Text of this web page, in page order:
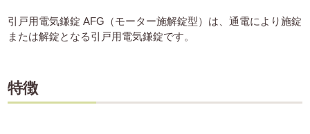
引戸用電気鎌錠 AFG（モーター施解錠型）は、通電により施錠
または解錠となる引戸用電気鎌錠です。
特徴